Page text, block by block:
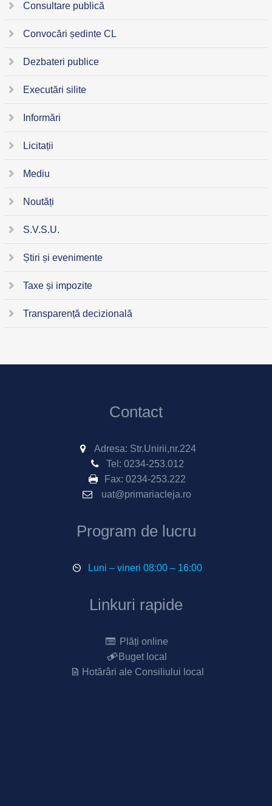
Consultare publică
Convocări ședinte CL
Dezbateri publice
Executări silite
Informări
Licitații
Mediu
Noutăți
S.V.S.U.
Știri și evenimente
Taxe și impozite
Transparență decizională
Contact
Adresa: Str.Unirii,nr.224
Tel: 0234-253.012
Fax: 0234-253.222
uat@primariacleja.ro
Program de lucru
Luni – vineri 08:00 – 16:00
Linkuri rapide
Plăți online
Buget local
Hotărâri ale Consiliului local